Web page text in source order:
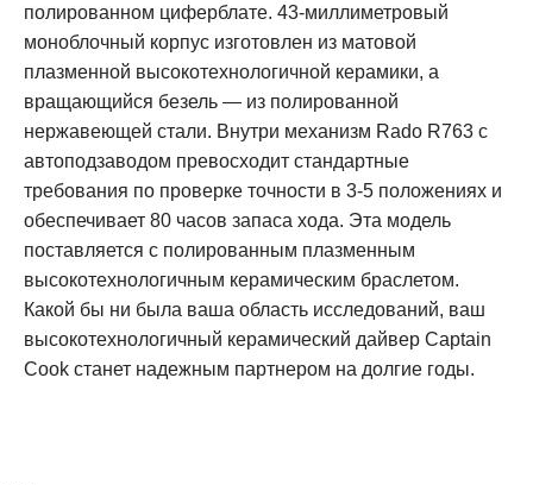
полированном циферблате. 43-миллиметровый
моноблочный корпус изготовлен из матовой
плазменной высокотехнологичной керамики, а
вращающийся безель — из полированной
нержавеющей стали. Внутри механизм Rado R763 с
автоподзаводом превосходит стандартные
требования по проверке точности в 3-5 положениях и
обеспечивает 80 часов запаса хода. Эта модель
поставляется с полированным плазменным
высокотехнологичным керамическим браслетом.
Какой бы ни была ваша область исследований, ваш
высокотехнологичный керамический дайвер Captain
Cook станет надежным партнером на долгие годы.